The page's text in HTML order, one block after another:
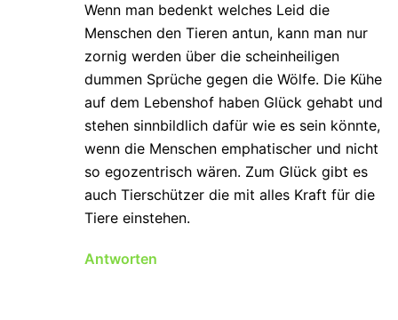
Wenn man bedenkt welches Leid die
Menschen den Tieren antun, kann man nur
zornig werden über die scheinheiligen
dummen Sprüche gegen die Wölfe. Die Kühe
auf dem Lebenshof haben Glück gehabt und
stehen sinnbildlich dafür wie es sein könnte,
wenn die Menschen emphatischer und nicht
so egozentrisch wären. Zum Glück gibt es
auch Tierschützer die mit alles Kraft für die
Tiere einstehen.
Antworten